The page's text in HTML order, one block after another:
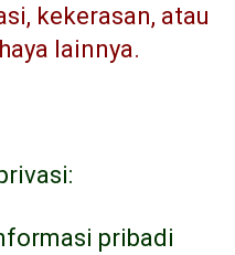
kekerasan, atau
lainnya.
pribadi